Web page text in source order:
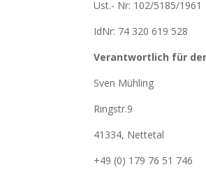
Ust.- Nr: 102/5185/1961
IdNr: 74 320 619 528
Verantwortlich für
Sven Mühling
Ringstr.9
41334, Nettetal
+49 (0) 179 76 51 746